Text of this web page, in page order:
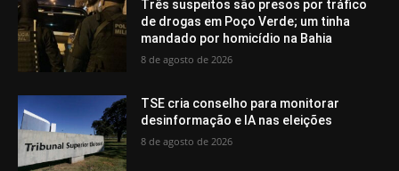
Três suspeitos são presos por tráfico
de drogas em Poço Verde; um tinha
mandado por homicídio na Bahia
8 de agosto de 2026
TSE cria conselho para monitorar
desinformação e IA nas eleições
8 de agosto de 2026